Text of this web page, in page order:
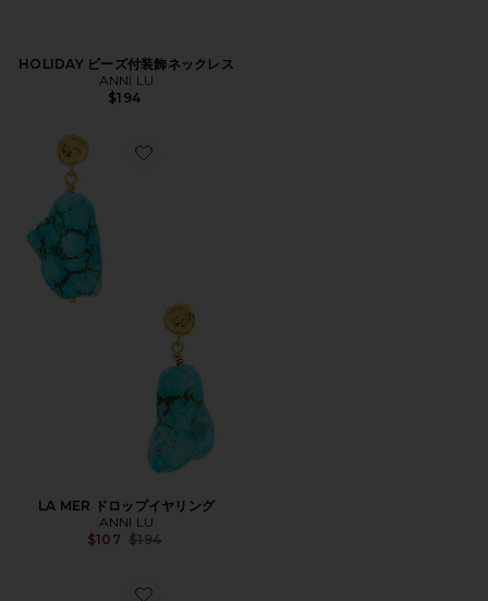
HOLIDAY ビーズ付装飾ネックレス
ANNI LU
$194
Favorite LA MER ドロップイヤリング
LA MER ドロップイヤリング
ANNI LU
$107 Previous price:
$194